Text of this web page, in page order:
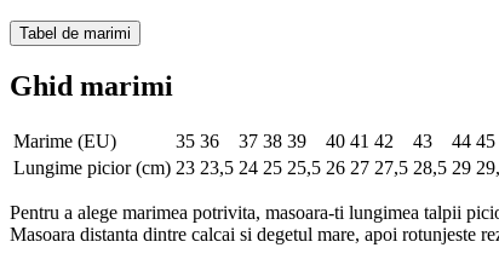
Tabel de marimi
Ghid marimi
Marime (EU) 35 36 37 38 39 40 41 42 43 44 45
Lungime picior (cm) 23 23,5 24 25 25,5 26 27 27,5 28,5 29
Pentru a alege marimea potrivita, masoara-ti lungimea talpii
Masoara distanta dintre calcai si degetul mare, apoi rotunjeste